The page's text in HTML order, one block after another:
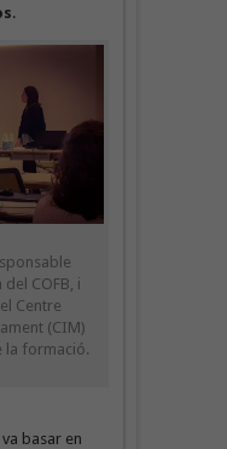
.
del COFB, i
Centre
(CIM)
la formació.
basar en